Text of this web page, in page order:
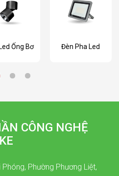
Ống Bơ Đèn Pha Led
CÔNG NGHỆ
Phường Phương Liệt,